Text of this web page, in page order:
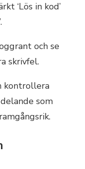
‘Lös in kod’
och se
skrivfel.
kontrollera
som